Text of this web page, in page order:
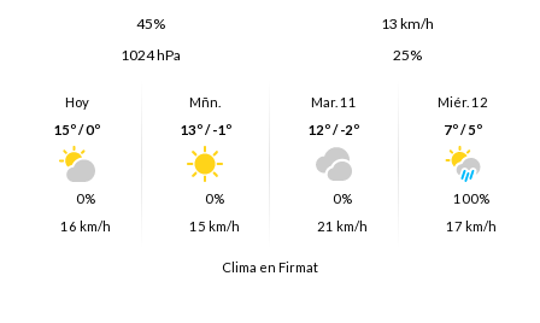
45%
13 km/h
1024 hPa
25%
Hoy
15º / 0º
0%
16 km/h
Mñn.
13º / -1º
0%
15 km/h
Mar. 11
12º / -2º
0%
21 km/h
Miér. 12
7º / 5º
100%
17 km/h
Clima en Firmat